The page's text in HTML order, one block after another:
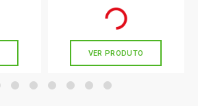
em até 1x de
VER PRODUTO
3 4 5 6 7 8